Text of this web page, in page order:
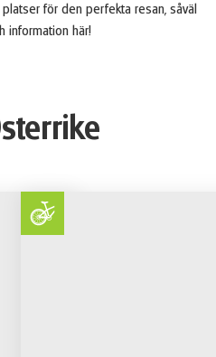
för den perfekta resan, såväl
information här!